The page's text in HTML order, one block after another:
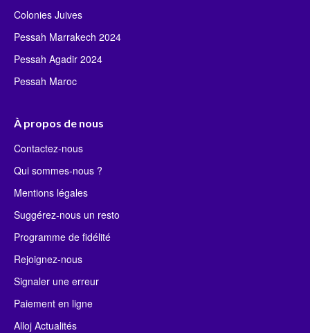
Colonies Juives
Pessah Marrakech 2024
Pessah Agadir 2024
Pessah Maroc
À propos de nous
Contactez-nous
Qui sommes-nous ?
Mentions légales
Suggérez-nous un resto
Programme de fidélité
Rejoignez-nous
Signaler une erreur
Paiement en ligne
Alloj Actualités